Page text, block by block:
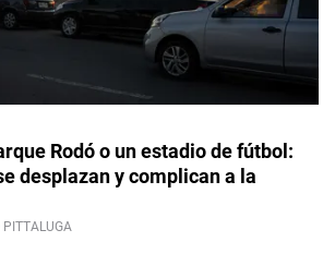
Rodó o un estadio de fútbol:
desplazan y complican a la
PITTALUGA